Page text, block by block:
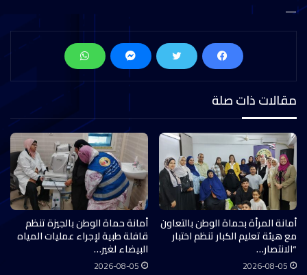
—
مقالات ذات صلة
أمانة المرأة بحماة الوطن بالتعاون
مع هيئة تعليم الكبار تنظم اختبار
“الانتصار…
2026-08-05
أمانة حماة الوطن بالجيزة تنظم
قافلة طبية لإجراء عمليات المياه
البيضاء لغير…
2026-08-05